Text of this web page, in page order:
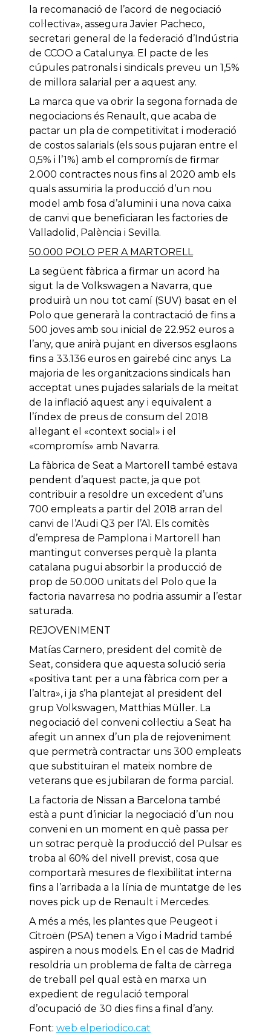
la recomanació de l’acord de negociació
col·lectiva», assegura Javier Pacheco,
secretari general de la federació d’Indústria
de CCOO a Catalunya. El pacte de les
cúpules patronals i sindicals preveu un 1,5%
de millora salarial per a aquest any.
La marca que va obrir la segona fornada de
negociacions és Renault, que acaba de
pactar un pla de competitivitat i moderació
de costos salarials (els sous pujaran entre el
0,5% i l’1%) amb el compromís de firmar
2.000 contractes nous fins al 2020 amb els
quals assumiria la producció d’un nou
model amb fosa d’alumini i una nova caixa
de canvi que beneficiaran les factories de
Valladolid, Palència i Sevilla.
50.000 POLO PER A MARTORELL
La següent fàbrica a firmar un acord ha
sigut la de Volkswagen a Navarra, que
produirà un nou tot camí (SUV) basat en el
Polo que generarà la contractació de fins a
500 joves amb sou inicial de 22.952 euros a
l’any, que anirà pujant en diversos esglaons
fins a 33.136 euros en gairebé cinc anys. La
majoria de les organitzacions sindicals han
acceptat unes pujades salarials de la meitat
de la inflació aquest any i equivalent a
l’índex de preus de consum del 2018
al·legant el «context social» i el
«compromís» amb Navarra.
La fàbrica de Seat a Martorell també estava
pendent d’aquest pacte, ja que pot
contribuir a resoldre un excedent d’uns
700 empleats a partir del 2018 arran del
canvi de l’Audi Q3 per l’A1. Els comitès
d’empresa de Pamplona i Martorell han
mantingut converses perquè la planta
catalana pugui absorbir la producció de
prop de 50.000 unitats del Polo que la
factoria navarresa no podria assumir a l’estar
saturada.
REJOVENIMENT
Matías Carnero, president del comitè de
Seat, considera que aquesta solució seria
«positiva tant per a una fàbrica com per a
l’altra», i ja s’ha plantejat al president del
grup Volkswagen, Matthias Müller. La
negociació del conveni col·lectiu a Seat ha
afegit un annex d’un pla de rejoveniment
que permetrà contractar uns 300 empleats
que substituiran el mateix nombre de
veterans que es jubilaran de forma parcial.
La factoria de Nissan a Barcelona també
està a punt d’iniciar la negociació d’un nou
conveni en un moment en què passa per
un sotrac perquè la producció del Pulsar es
troba al 60% del nivell previst, cosa que
comportarà mesures de flexibilitat interna
fins a l’arribada a la línia de muntatge de les
noves pick up de Renault i Mercedes.
A més a més, les plantes que Peugeot i
Citroën (PSA) tenen a Vigo i Madrid també
aspiren a nous models. En el cas de Madrid
resoldria un problema de falta de càrrega
de treball pel qual està en marxa un
expedient de regulació temporal
d’ocupació de 30 dies fins a final d’any.
Font: web elperiodico.cat